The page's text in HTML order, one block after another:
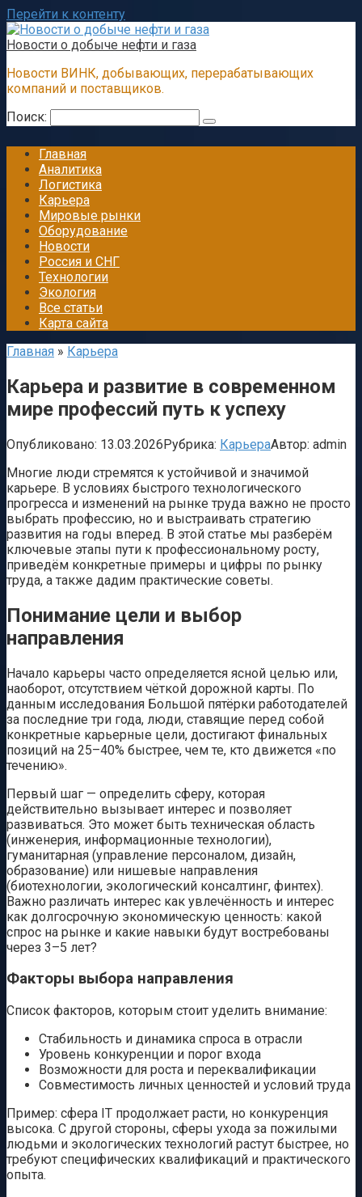
Перейти к контенту
Новости о добыче нефти и газа
Новости ВИНК, добывающих, перерабатывающих
компаний и поставщиков.
Поиск:
Главная
Аналитика
Логистика
Карьера
Мировые рынки
Оборудование
Новости
Россия и СНГ
Технологии
Экология
Все статьи
Карта сайта
Главная » Карьера
Карьера и развитие в современном
мире профессий путь к успеху
Опубликовано: 13.03.2026Рубрика: КарьераАвтор: admin
Многие люди стремятся к устойчивой и значимой
карьере. В условиях быстрого технологического
прогресса и изменений на рынке труда важно не просто
выбрать профессию, но и выстраивать стратегию
развития на годы вперед. В этой статье мы разберём
ключевые этапы пути к профессиональному росту,
приведём конкретные примеры и цифры по рынку
труда, а также дадим практические советы.
Понимание цели и выбор
направления
Начало карьеры часто определяется ясной целью или,
наоборот, отсутствием чёткой дорожной карты. По
данным исследования Большой пятёрки работодателей
за последние три года, люди, ставящие перед собой
конкретные карьерные цели, достигают финальных
позиций на 25–40% быстрее, чем те, кто движется «по
течению».
Первый шаг — определить сферу, которая
действительно вызывает интерес и позволяет
развиваться. Это может быть техническая область
(инженерия, информационные технологии),
гуманитарная (управление персоналом, дизайн,
образование) или нишевые направления
(биотехнологии, экологический консалтинг, финтех).
Важно различать интерес как увлечённость и интерес
как долгосрочную экономическую ценность: какой
спрос на рынке и какие навыки будут востребованы
через 3–5 лет?
Факторы выбора направления
Список факторов, которым стоит уделить внимание:
Стабильность и динамика спроса в отрасли
Уровень конкуренции и порог входа
Возможности для роста и переквалификации
Совместимость личных ценностей и условий труда
Пример: сфера IT продолжает расти, но конкуренция
высока. С другой стороны, сферы ухода за пожилыми
людьми и экологических технологий растут быстрее, но
требуют специфических квалификаций и практического
опыта.